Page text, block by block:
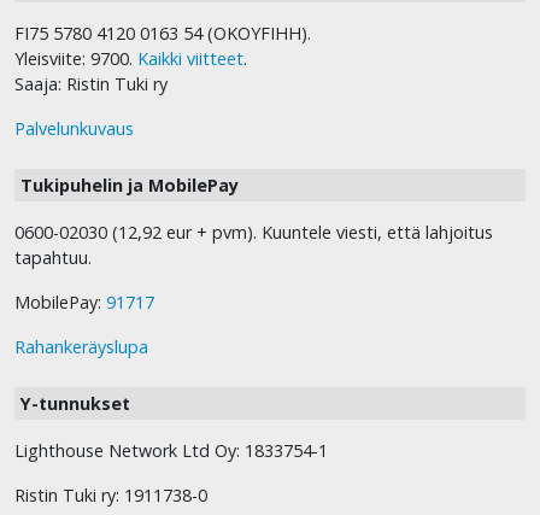
FI75 5780 4120 0163 54 (OKOYFIHH).
Yleisviite: 9700. Kaikki viitteet.
Saaja: Ristin Tuki ry
Palvelunkuvaus
Tukipuhelin ja MobilePay
0600-02030 (12,92 eur + pvm). Kuuntele viesti, että lahjoitus
tapahtuu.
MobilePay: 91717
Rahankeräyslupa
Y-tunnukset
Lighthouse Network Ltd Oy: 1833754-1
Ristin Tuki ry: 1911738-0